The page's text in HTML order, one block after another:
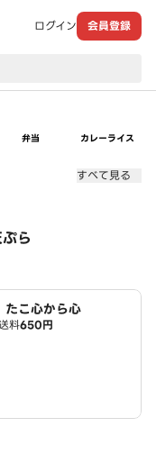
ログイン 会員登録
弁当 カレーライス
すべて見る
ら
こ心から心
料650円